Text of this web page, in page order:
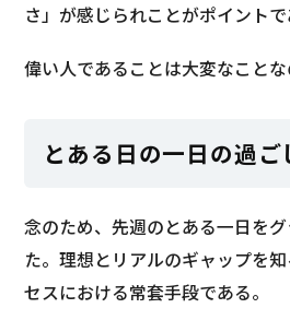
さ」が感じられことがポイントで
偉い人であることは大変なことな
とある日の一日の過ご
念のため、先週のとある一日を
た。理想とリアルのギャップを
セスにおける常套手段である。